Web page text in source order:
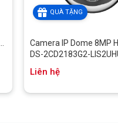
QUÀ TẶNG
Camera IP Dome 8MP
DS-2CD2183G2-
Liên hệ